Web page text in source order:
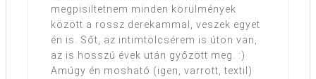
megpisiltetnem minden körülmények
között a rossz derekammal, veszek egyet
én is. Sőt, az intimtölcsérem is úton van,
az is hosszú évek után győzött meg. :)
Amúgy én mosható (igen, varrott, textil)